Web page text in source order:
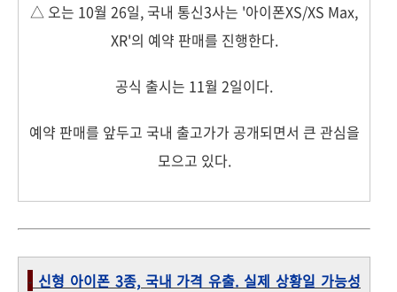
△ 오는 10월 26일, 국내 통신3사는 '아이폰XS/XS Max,
XR'의 예약 판매를 진행한다.
공식 출시는 11월 2일이다.
예약 판매를 앞두고 국내 출고가가 공개되면서 큰 관심을
모으고 있다.
- 신형 아이폰 3종, 국내 가격 유출. 실제 상황일 가능성